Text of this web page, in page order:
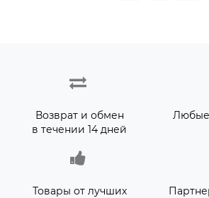
Возврат и обмен
в течении 14 дней
Любые
Товары от лучших